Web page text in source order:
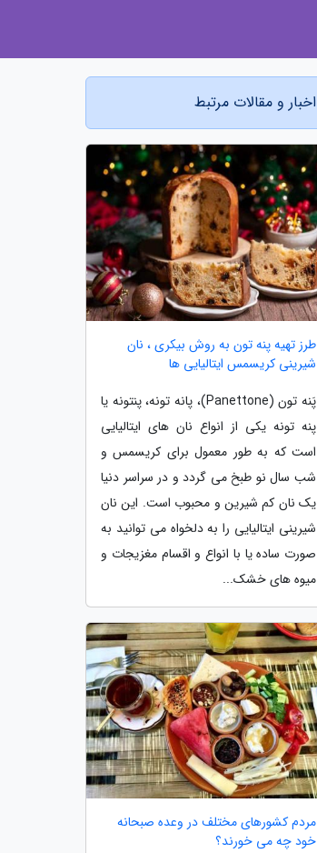
اخبار و مقالات مرتبط
طرز تهیه پنه تون به روش بیکری ، نان
شیرینی کریسمس ایتالیایی ها
پَنه تون (Panettone)، پانه تونه، پنتونه یا
پنه تونه یکی از انواع نان های ایتالیایی
است که به طور معمول برای کریسمس و
شب سال نو طبخ می گردد و در سراسر دنیا
یک نان کم شیرین و محبوب است. این نان
شیرینی ایتالیایی را به دلخواه می توانید به
صورت ساده یا با انواع و اقسام مغزیجات و
میوه های خشک...
مردم کشورهای مختلف در وعده صبحانه
خود چه می خورند؟